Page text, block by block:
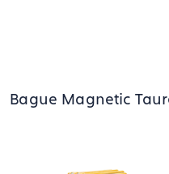
Bague Magnetic